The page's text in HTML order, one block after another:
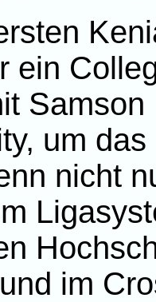
ein
um
nicht
im